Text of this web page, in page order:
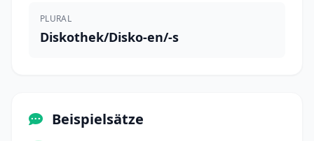
PLURAL
Diskothek/Disko-en/-s
Beispielsätze